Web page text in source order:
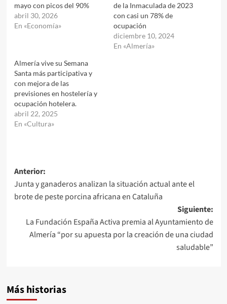
mayo con picos del 90%
abril 30, 2026
En «Economía»
de la Inmaculada de 2023
con casi un 78% de
ocupación
diciembre 10, 2024
En «Almería»
Almería vive su Semana
Santa más participativa y
con mejora de las
previsiones en hostelería y
ocupación hotelera.
abril 22, 2025
En «Cultura»
Navegación
de
entradas
Anterior:
Junta y ganaderos analizan la situación actual ante el
brote de peste porcina africana en Cataluña
Siguiente:
La Fundación España Activa premia al Ayuntamiento de
Almería “por su apuesta por la creación de una ciudad
saludable”
Más historias